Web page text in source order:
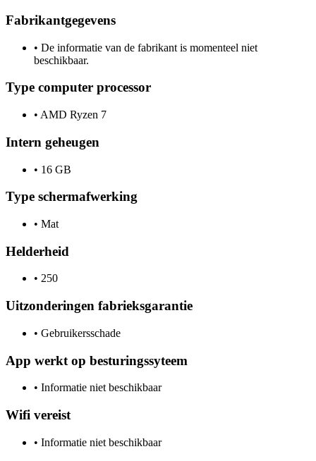
Fabrikantgegevens
• De informatie van de fabrikant is momenteel niet
beschikbaar.
Type computer processor
• AMD Ryzen 7
Intern geheugen
• 16 GB
Type schermafwerking
• Mat
Helderheid
• 250
Uitzonderingen fabrieksgarantie
• Gebruikersschade
App werkt op besturingssyteem
• Informatie niet beschikbaar
Wifi vereist
• Informatie niet beschikbaar